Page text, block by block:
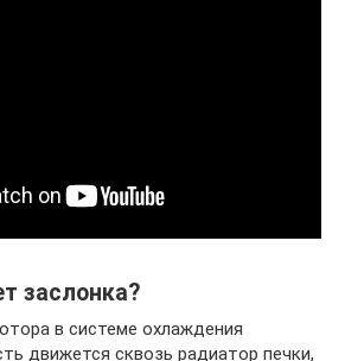
заслонка?
в системе охлаждения
движется сквозь радиатор печки,